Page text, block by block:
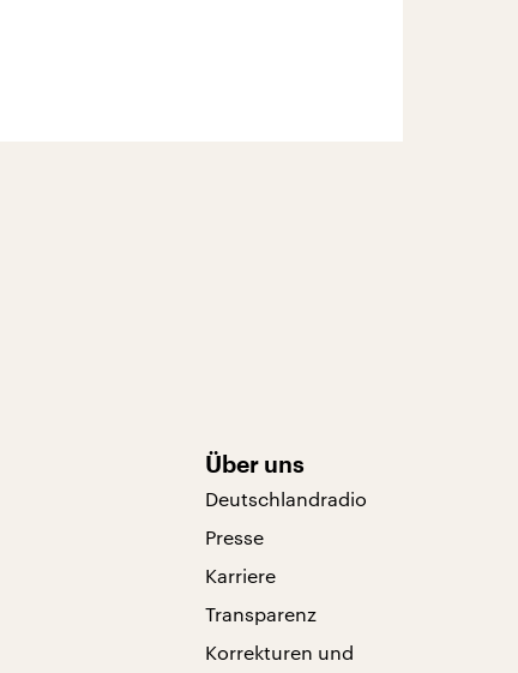
Über uns
Deutschlandradio
Presse
Karriere
Transparenz
Korrekturen und